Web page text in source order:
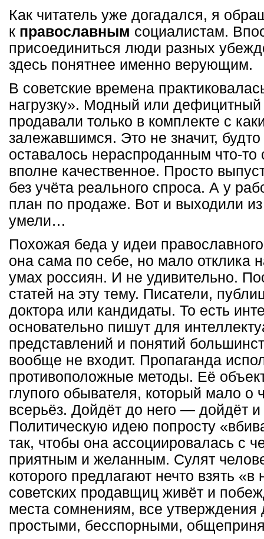
Как читатель уже догадался, я
к православным социалистам.
присоединиться люди разных
здесь понятнее именно верующим.
В советские времена
нагрузку». Модный или дефицитный
продавали только в комплекте с
залежавшимся. Это не значит, будто
оставалось нераспроданным что-то
вполне качественное. Просто
без учёта реального спроса. А у
план по продаже. Вот и выходили
умели…
Похожая беда у идеи
она сама по себе, но мало отклика
умах россиян. И не удивительно.
статей на эту тему. Писатели,
доктора или кандидаты. То есть
основательно пишут для
представлений и понятий
вообще не входит. Пропаганда
противоположные методы. Её
глупого обывателя, который мало о
всерьёз. Дойдёт до него — дойдёт
Политическую идею попросту
так, чтобы она ассоциировалась с
приятным и желанным. Сулят
которого предлагают нечто взять «в
советских продавщиц живёт и
места сомнениям, все
простыми, бесспорными,